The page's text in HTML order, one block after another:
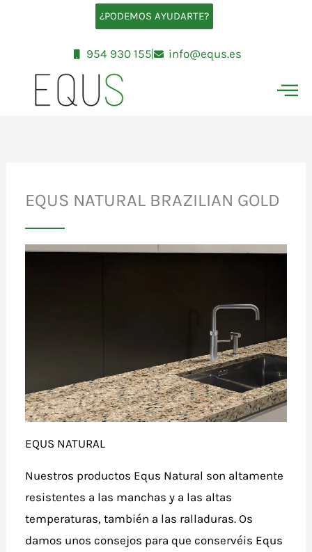
¿PODEMOS AYUDARTE?
954 930 155 info@equs.es
EQUS NATURAL BRAZILIAN GOLD
EQUS NATURAL
Nuestros productos Equs Natural son altamente
resistentes a las manchas y a las altas
temperaturas, también a las ralladuras. Os
damos unos consejos para que conservéis Equs